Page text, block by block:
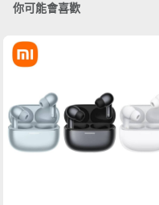
你可能會喜歡